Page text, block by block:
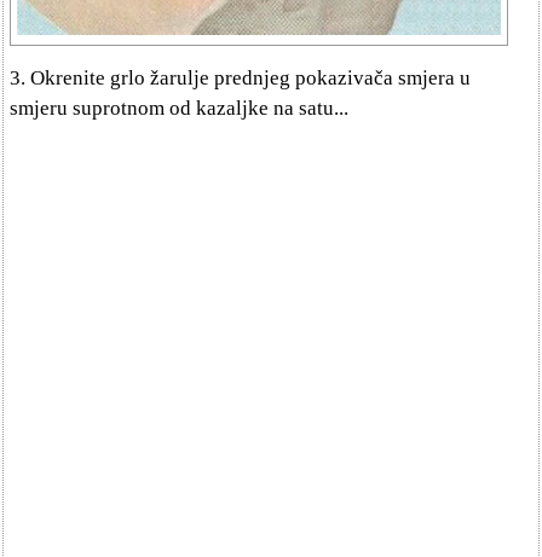
3. Okrenite grlo žarulje prednjeg pokazivača smjera u
smjeru suprotnom od kazaljke na satu...